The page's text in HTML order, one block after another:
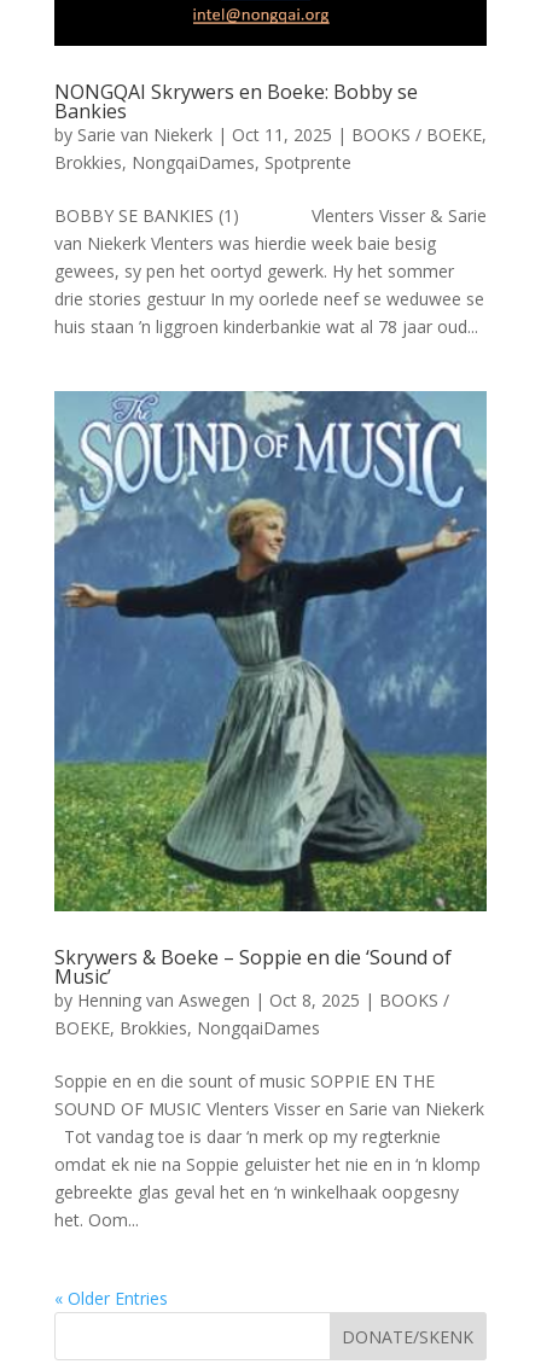
NONGQAI Skrywers en Boeke: Bobby se
Bankies
by Sarie van Niekerk| Oct 11, 2025 | BOOKS / BOEKE,
Brokkies, NongqaiDames, Spotprente
BOBBY SE BANKIES (1) Vlenters Visser & Sarie
van Niekerk Vlenters was hierdie week baie besig
gewees, sy pen het oortyd gewerk. Hy het sommer
drie stories gestuur In my oorlede neef se weduwee se
huis staan ’n liggroen kinderbankie wat al 78 jaar oud...
Skrywers & Boeke – Soppie en die ‘Sound of
Music’
by Henning van Aswegen | Oct 8, 2025 | BOOKS /
BOEKE, Brokkies, NongqaiDames
Soppie en en die sount of music SOPPIE EN THE
SOUND OF MUSIC Vlenters Visser en Sarie van Niekerk
Tot vandag toe is daar ‘n merk op my regterknie
omdat ek nie na Soppie geluister het nie en in ‘n klomp
gebreekte glas geval het en ‘n winkelhaak oopgesny
het. Oom...
« Older Entries
DONATE/SKENK